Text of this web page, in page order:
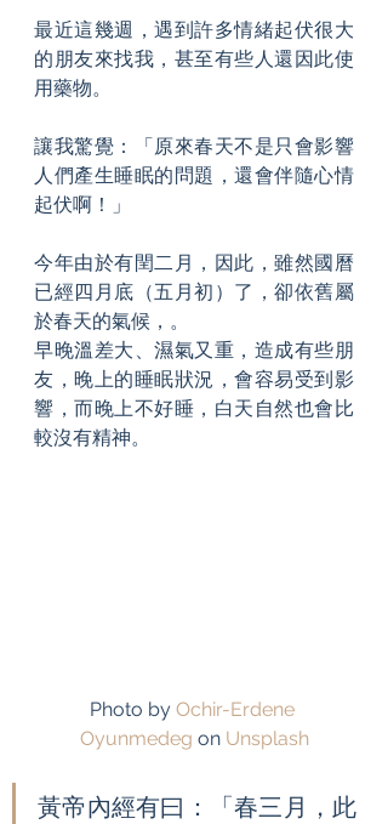
最近這幾週，遇到許多情緒起伏很大
的朋友來找我，甚至有些人還因此使
用藥物。
讓我驚覺：「原來春天不是只會影響
人們產生睡眠的問題，還會伴隨心情
起伏啊！」
今年由於有閏二月，因此，雖然國曆
已經四月底（五月初）了，卻依舊屬
於春天的氣候，。
早晚溫差大、濕氣又重，造成有些朋
友，晚上的睡眠狀況，會容易受到影
響，而晚上不好睡，白天自然也會比
較沒有精神。
Photo by Ochir-Erdene
Oyunmedeg on Unsplash
黃帝內經有曰：「春三月，此